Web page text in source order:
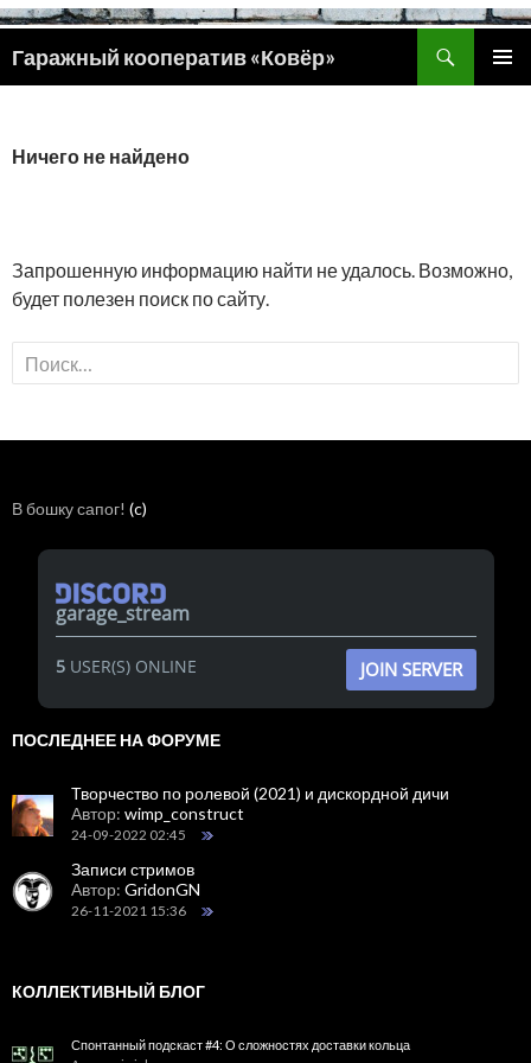
Гаражный кооператив «Ковёр»
ПЕРЕЙТИ
Ничего не найдено
Запрошенную информацию найти не удалось. Возможно,
будет полезен поиск по сайту.
Найти:
В бошку сапог! (c)
garage_stream
5USER(S) ONLINE JOIN SERVER
ПОСЛЕДНЕЕ НА ФОРУМЕ
Творчество по ролевой (2021) и дискордной дичи
Автор: wimp_construct
24-09-2022 02:45
Записи стримов
Автор: GridonGN
26-11-2021 15:36
КОЛЛЕКТИВНЫЙ БЛОГ
Спонтанный подскаст #4: О сложностях доставки кольца